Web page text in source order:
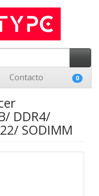
Contacto 0
DDR4/
SODIMM